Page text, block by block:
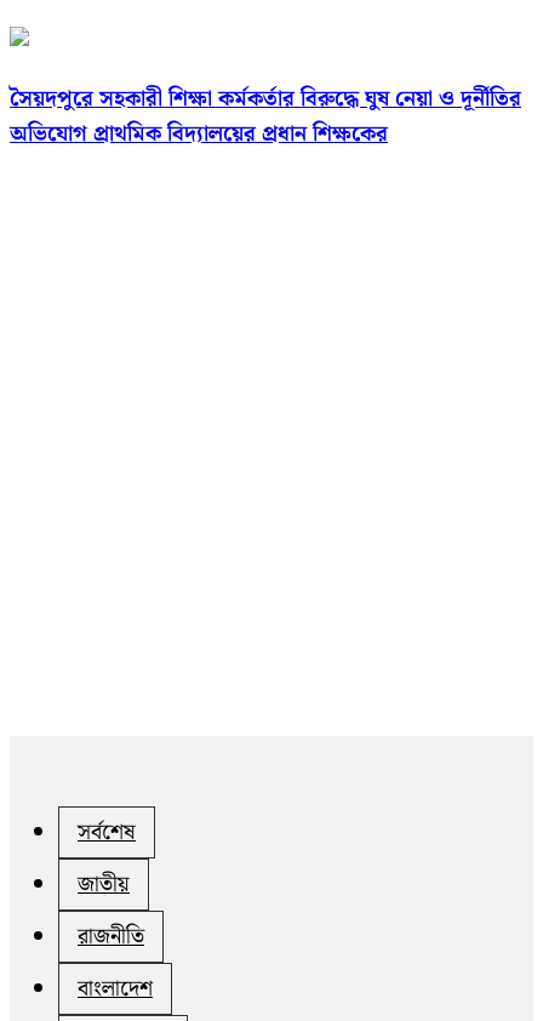
সৈয়দপুরে সহকারী শিক্ষা কর্মকর্তার বিরুদ্ধে ঘুষ নেয়া ও দূর্নীতির
অভিযোগ প্রাথমিক বিদ্যালয়ের প্রধান শিক্ষকের
সর্বশেষ
জাতীয়
রাজনীতি
বাংলাদেশ